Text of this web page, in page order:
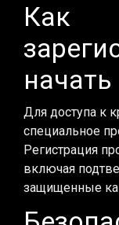
Как
начать
Для доступа к
специальное
Регистрация
включая
защищенные